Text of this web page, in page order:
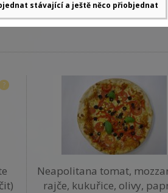
?
Neapolitana tomat,
rajče, kukuřice, olivy,